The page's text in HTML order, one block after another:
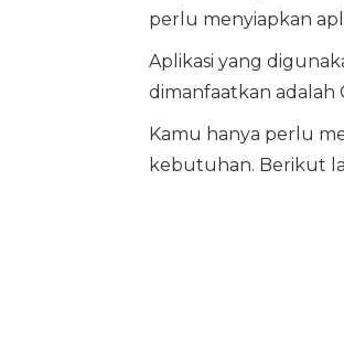
perlu menyiapkan
Aplikasi yang
dimanfaatkan adalah
Kamu hanya perlu
kebutuhan. Berikut